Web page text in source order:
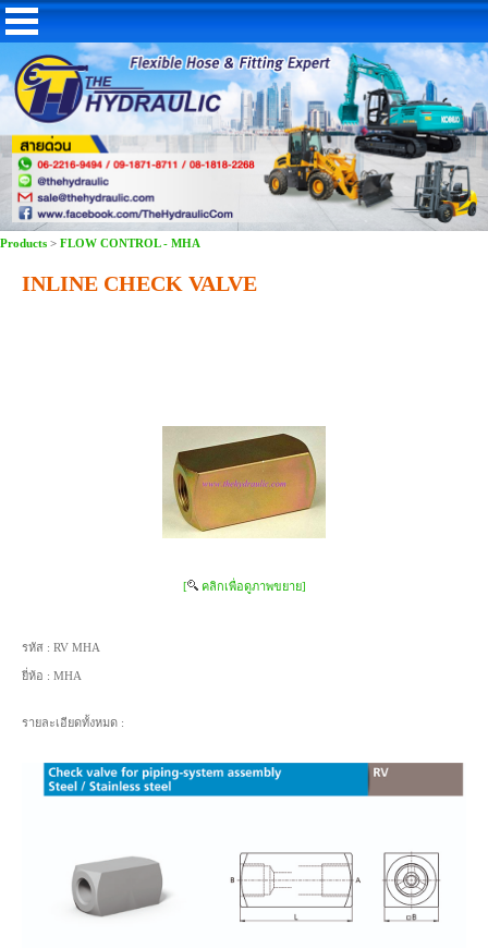
Products > FLOW CONTROL - MHA
INLINE CHECK VALVE
[ คลิกเพื่อดูภาพขยาย]
รหัส : RV MHA
ยี่ห้อ : MHA
รายละเอียดทั้งหมด :